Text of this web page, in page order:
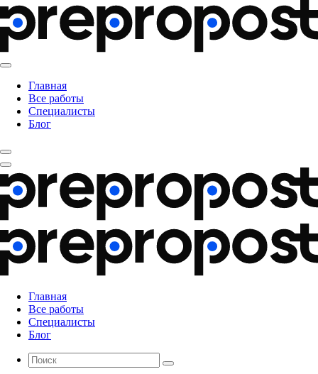
Главная
Все работы
Специалисты
Блог
Главная
Все работы
Специалисты
Блог